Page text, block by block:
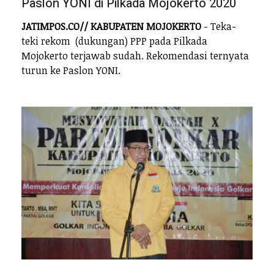
JATIMPOS.CO// KABUPATEN MOJOKERTO - Teka-
teki rekom (dukungan) PPP pada Pilkada
Mojokerto terjawab sudah. Rekomendasi ternyata
turun ke Paslon YONI.